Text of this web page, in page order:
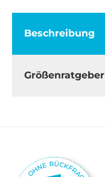
Beschreibung
Größenratgeber